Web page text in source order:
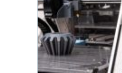
snarare än snabba
mirakel. Många som
provar upplever ...